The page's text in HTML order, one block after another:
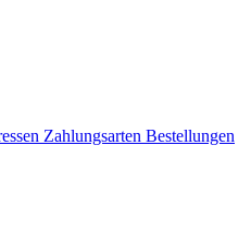
Zahlungsarten Bestellungen